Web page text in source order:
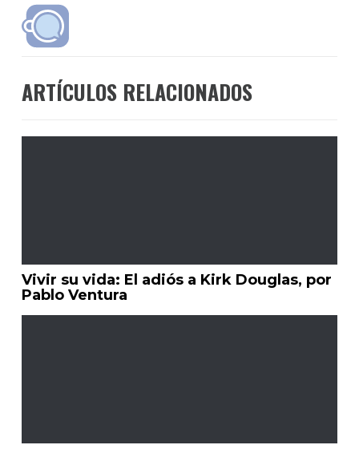
ARTÍCULOS RELACIONADOS
Vivir su vida: El adiós a Kirk Douglas, por
Pablo Ventura